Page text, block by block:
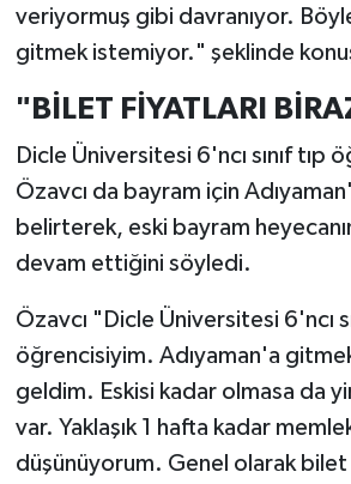
veriyormuş gibi davranıyor.
gitmek istemiyor." şeklinde
"BİLET FİYATLARI
Dicle Üniversitesi 6'ncı sınıf tıp
Özavcı da bayram için
belirterek, eski bayram
devam ettiğini söyledi.
Özavcı "Dicle Üniversitesi 6'ncı
öğrencisiyim. Adıyaman'a
geldim. Eskisi kadar olmasa da
var. Yaklaşık 1 hafta kadar
düşünüyorum. Genel olarak bilet